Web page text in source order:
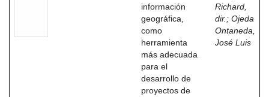
información
geográfica,
como
herramienta
más adecuada
para el
desarrollo de
proyectos de
Richard,
dir. ; Ojeda
Ontaneda,
José Luis